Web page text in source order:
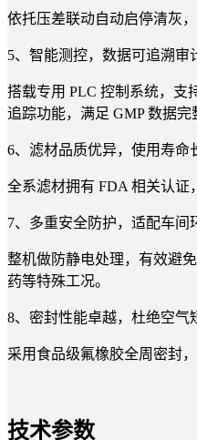
依托压差联动自动启停清灰
5、智能测控，数据可追溯审
搭载专用 PLC 控制系统，支
追踪功能，满足 GMP 数据完
6、滤材品质优异，使用寿命
全系滤材拥有 FDA 相关认证
7、多重安全防护，适配车间
整机做防静电处理，有效避
药等特殊工况。
8、密封性能卓越，杜绝空气
采用食品级氟橡胶全周密封
技术参数